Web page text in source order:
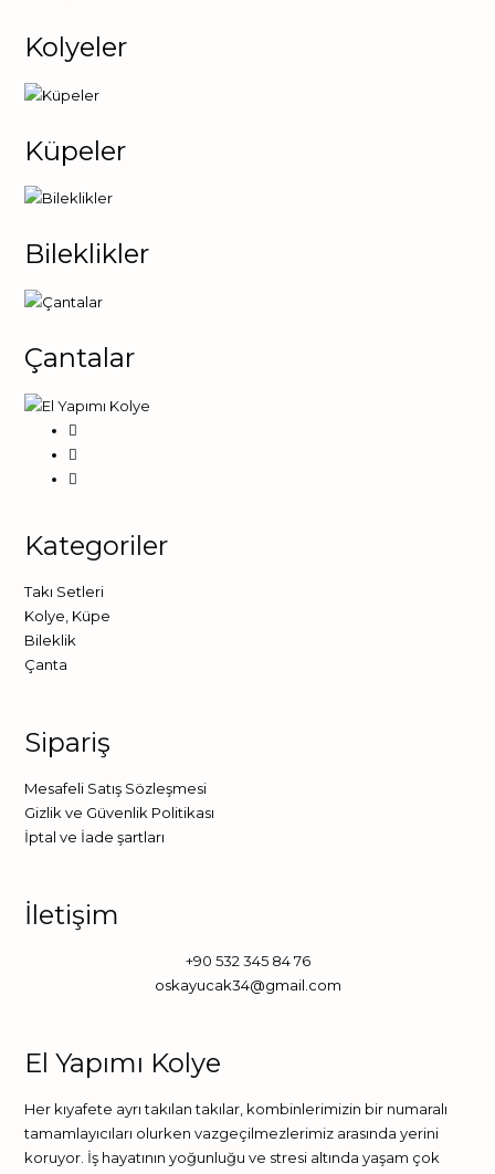
Kolyeler
Küpeler
Bileklikler
Çantalar
Kategoriler
Takı Setleri
Kolye Küpe
Bileklik
Çanta
Sipariş
Mesafeli Satış Sözleşmesi
Gizlik ve Güvenlik Politikası
İptal ve İade şartları
İletişim
+90 532 345 84 76
oskayucak34@gmail.com
El Yapımı Kolye
Her kıyafete ayrı takılan takılar, kombinlerimizin bir numaralı
tamamlayıcıları olurken vazgeçilmezlerimiz arasında yerini
koruyor. İş hayatının yoğunluğu ve stresi altında yaşam çok